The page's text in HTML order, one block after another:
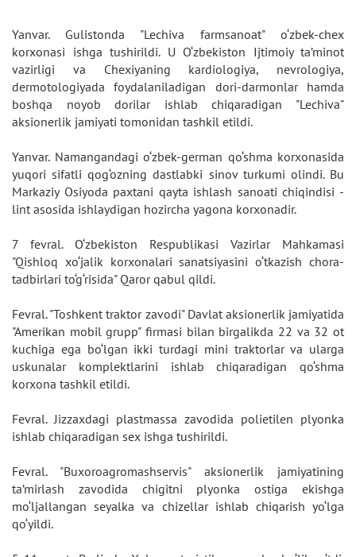
Yanvar. Gulistonda "Lechiva farmsanoat" o‘zbek-chex
korxonasi ishga tushirildi. U O‘zbekiston Ijtimoiy ta’minot
vazirligi va Chexiyaning kardiologiya, nevrologiya,
dermotologiyada foydalaniladigan dori-darmonlar hamda
boshqa noyob dorilar ishlab chiqaradigan "Lechiva"
aksionerlik jamiyati tomonidan tashkil etildi.
Yanvar. Namangandagi o‘zbek-german qo‘shma korxonasida
yuqori sifatli qog‘ozning dastlabki sinov turkumi olindi. Bu
Markaziy Osiyoda paxtani qayta ishlash sanoati chiqindisi -
lint asosida ishlaydigan hozircha yagona korxonadir.
7 fevral. O‘zbekiston Respublikasi Vazirlar Mahkamasi
"Qishloq xo‘jalik korxonalari sanatsiyasini o‘tkazish chora-
tadbirlari to‘g‘risida" Qaror qabul qildi.
Fevral. "Toshkent traktor zavodi" Davlat aksionerlik jamiyatida
"Amerikan mobil grupp" firmasi bilan birgalikda 22 va 32 ot
kuchiga ega bo‘lgan ikki turdagi mini traktorlar va ularga
uskunalar komplektlarini ishlab chiqaradigan qo‘shma
korxona tashkil etildi.
Fevral. Jizzaxdagi plastmassa zavodida polietilen plyonka
ishlab chiqaradigan sex ishga tushirildi.
Fevral. "Buxoroagromashservis" aksionerlik jamiyatining
ta’mirlash zavodida chigitni plyonka ostiga ekishga
mo‘ljallangan seyalka va chizellar ishlab chiqarish yo‘lga
qo‘yildi.